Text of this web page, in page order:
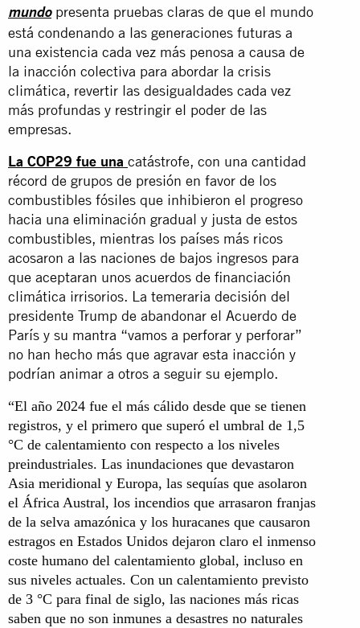
mundopresenta pruebas claras de que el mundo
está condenando a las generaciones futuras a
una existencia cada vez más penosa a causa de
la inacción colectiva para abordar la crisis
climática, revertir las desigualdades cada vez
más profundas y restringir el poder de las
empresas.
La COP29 fue una catástrofe, con una cantidad
récord de grupos de presión en favor de los
combustibles fósiles que inhibieron el progreso
hacia una eliminación gradual y justa de estos
combustibles, mientras los países más ricos
acosaron a las naciones de bajos ingresos para
que aceptaran unos acuerdos de financiación
climática irrisorios. La temeraria decisión del
presidente Trump de abandonar el Acuerdo de
París y su mantra “vamos a perforar y perforar”
no han hecho más que agravar esta inacción y
podrían animar a otros a seguir su ejemplo.
“El año 2024 fue el más cálido desde que se tienen
registros, y el primero que superó el umbral de 1,5
°C de calentamiento con respecto a los niveles
preindustriales. Las inundaciones que devastaron
Asia meridional y Europa, las sequías que asolaron
el África Austral, los incendios que arrasaron franjas
de la selva amazónica y los huracanes que causaron
estragos en Estados Unidos dejaron claro el inmenso
coste humano del calentamiento global, incluso en
sus niveles actuales. Con un calentamiento previsto
de 3 °C para final de siglo, las naciones más ricas
saben que no son inmunes a desastres no naturales